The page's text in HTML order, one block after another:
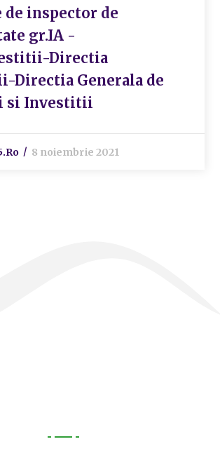
de inspector de
gr.IA -
Directia
Directia Generala de
si Investitii
8 noiembrie 2021